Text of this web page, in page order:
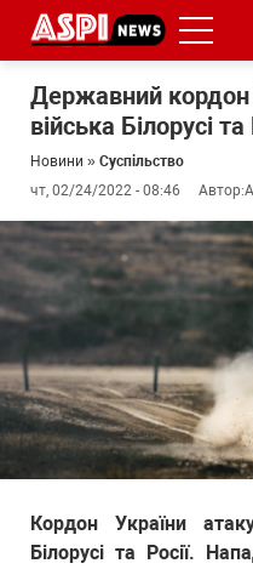
Державний кордон
війська Білорусі та
Новини » Суспільство
чт, 02/24/2022 - 08:46
Автор:
Кордон України
Білорусі та Росії.
#ООС
#боротьба
корупцією
#ДФС